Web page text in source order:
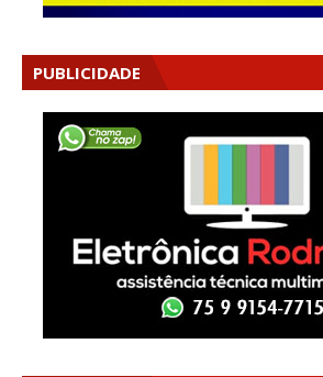
PUBLICIDADE